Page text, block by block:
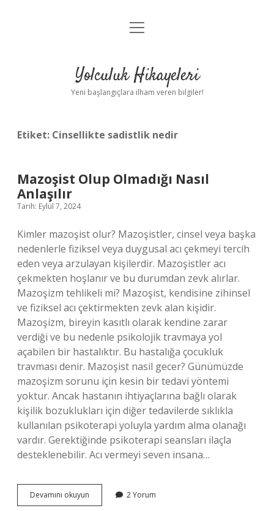
Anasayfa
Yasal Uyarı
menüyü
Yolculuk Hikayeleri
Yeni başlangıçlara ilham veren bilgiler!
Etiket: Cinsellikte sadistlik nedir
Mazoşist Olup Olmadığı Nasıl
Anlaşılır
Tarih: Eylül 7, 2024
Kimler mazoşist olur? Mazoşistler, cinsel veya başka
nedenlerle fiziksel veya duygusal acı çekmeyi tercih
eden veya arzulayan kişilerdir. Mazoşistler acı
çekmekten hoşlanır ve bu durumdan zevk alırlar.
Mazoşizm tehlikeli mi? Mazoşist, kendisine zihinsel
ve fiziksel acı çektirmekten zevk alan kişidir.
Mazoşizm, bireyin kasıtlı olarak kendine zarar
verdiği ve bu nedenle psikolojik travmaya yol
açabilen bir hastalıktır. Bu hastalığa çocukluk
travması denir. Mazoşist nasil gecer? Günümüzde
mazoşizm sorunu için kesin bir tedavi yöntemi
yoktur. Ancak hastanın ihtiyaçlarına bağlı olarak
kişilik bozuklukları için diğer tedavilerde sıklıkla
kullanılan psikoterapi yoluyla yardım alma olanağı
vardır. Gerektiğinde psikoterapi seansları ilaçla
desteklenebilir. Acı vermeyi seven insana…
Devamını okuyun Mazoşist
Olup
2 Yorum